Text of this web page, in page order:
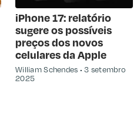
iPhone 17: relatório
sugere os possíveis
preços dos novos
celulares da Apple
William Schendes
3 setembro
2025